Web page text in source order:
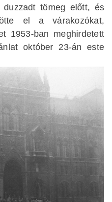
tömeg előtt, és
el a várakozókat,
1953-ban meghirdetett
október 23-án este